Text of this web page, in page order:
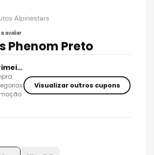
Alpinestars
avaliar
Phenom Preto
Cupom de 5% OFF na primeira compra
Visualizar outros cupons